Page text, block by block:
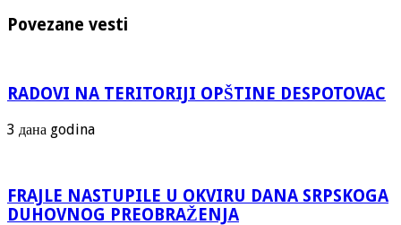
Povezane vesti
RADOVI NA TERITORIJI OPŠTINE DESPOTOVAC
3 дана godina
FRAJLE NASTUPILE U OKVIRU DANA SRPSKOGA
DUHOVNOG PREOBRAŽENJA